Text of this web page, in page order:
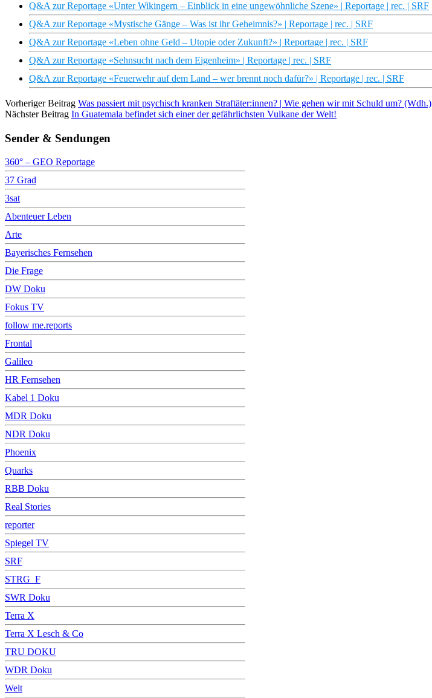
Q&A zur Reportage «Unter Wikingern – Einblick in eine ungewöhnliche Szene» | Reportage | rec. | SRF
Q&A zur Reportage «Mystische Gänge – Was ist ihr Geheimnis?» | Reportage | rec. | SRF
Q&A zur Reportage «Leben ohne Geld – Utopie oder Zukunft?» | Reportage | rec. | SRF
Q&A zur Reportage «Sehnsucht nach dem Eigenheim» | Reportage | rec. | SRF
Q&A zur Reportage «Feuerwehr auf dem Land – wer brennt noch dafür?» | Reportage | rec. | SRF
Vorheriger Beitrag Was passiert mit psychisch kranken Straftäter:innen? | Wie gehen wir mit Schuld um? (Wdh.)
Nächster Beitrag In Guatemala befindet sich einer der gefährlichsten Vulkane der Welt!
Sender & Sendungen
360° – GEO Reportage
37 Grad
3sat
Abenteuer Leben
Arte
Bayerisches Fernsehen
Die Frage
DW Doku
Fokus TV
follow me.reports
Frontal
Galileo
HR Fernsehen
Kabel 1 Doku
MDR Doku
NDR Doku
Phoenix
Quarks
RBB Doku
Real Stories
reporter
Spiegel TV
SRF
STRG_F
SWR Doku
Terra X
Terra X Lesch & Co
TRU DOKU
WDR Doku
Welt